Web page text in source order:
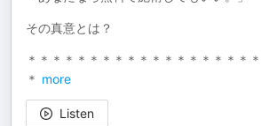
その真意とは？
＊＊＊＊＊＊＊＊＊＊＊＊＊＊＊＊＊＊
＊ more
Listen